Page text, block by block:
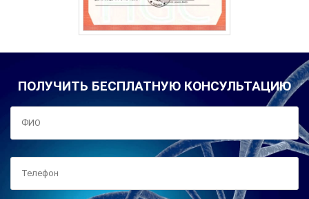
ПОЛУЧИТЬ БЕСПЛАТНУЮ КОНСУЛЬТАЦИЮ